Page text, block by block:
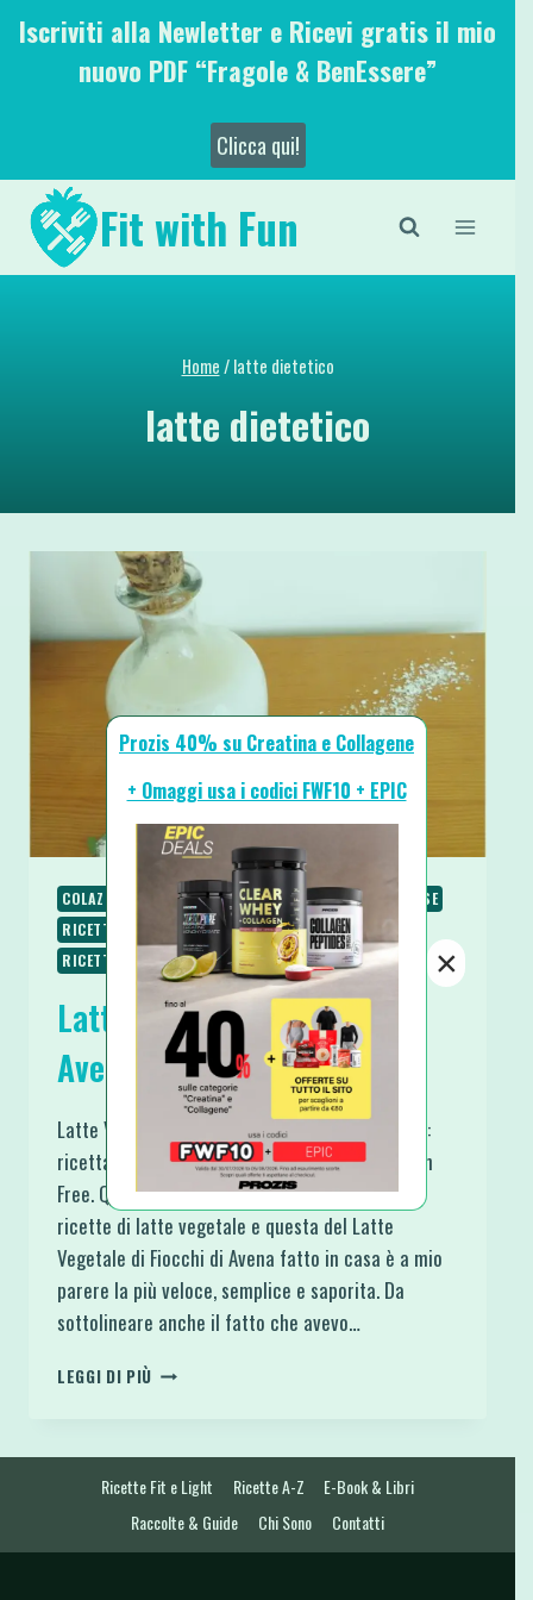
SaltaIscriviti alla Newletter e Ricevi gratis il mio
nuovo PDF “Fragole & BenEssere”
Clicca qui!
Fit with Fun
Home/ latte dietetico
latte dietetico
COLAZIONE PIATTI VELOCI RICETTE
RICETTE BASE
RICETTE SENZA COTTURA
RICETTE SENZA GLUTINE
RICETTE VEGANE
RICETTE VEGETARIANE
Latte Vegetale di Fiocchi di
Avena fatto in casa
Latte Vegetale di Fiocchi di Avena fatto in casa:
ricetta veloce e semplice, Vegana, Raw e Gluten
Free. Quest’ultima settimana ho provato varie
ricette di latte vegetale e questa del Latte
Vegetale di Fiocchi di Avena fatto in casa è a mio
parere la più veloce, semplice e saporita. Da
sottolineare anche il fatto che avevo…
LEGGI DI PIÙ LATTE
AVENA
FATTO
Ricette Fit e Light Ricette A-Z
E-Book & Libri
Raccolte & Guide
Chi Sono Contatti
Prozis 40% su Creatina e Collagene
+ Omaggi usa i codici FWF10 + EPIC
×